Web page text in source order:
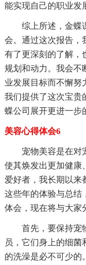
能实现自己的职业发
综上所述，金蝶
会。通过这次报告，
有了更深刻的了解，
规划和动力。我会不
业发展目标而不懈努
我们提供了这次宝贵
蝶公司展开更进一步
美容心得体会6
宠物美容是在对
使其焕发出更加健康
爱好者，我长期以来
这些年的体验与总结
体会，现在将与大家
首先，要保持宠
员，它们身上的细
的洗澡是必不可少的